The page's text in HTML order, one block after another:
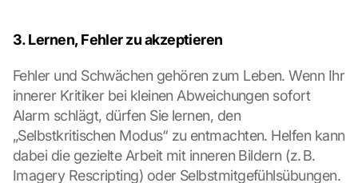
3. Lernen, Fehler zu akzeptieren
Fehler und Schwächen gehören zum Leben. Wenn Ihr
innerer Kritiker bei kleinen Abweichungen sofort
Alarm schlägt, dürfen Sie lernen, den
„Selbstkritischen Modus“ zu entmachten. Helfen kann
dabei die gezielte Arbeit mit inneren Bildern (z. B.
Imagery Rescripting) oder Selbstmitgefühlsübungen.